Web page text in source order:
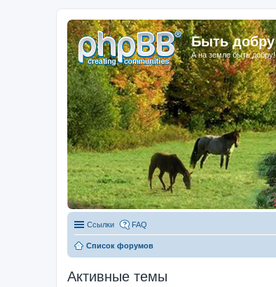
Быть добру
А на земле быть добру!
Ссылки FAQ
Список форумов
Активные темы